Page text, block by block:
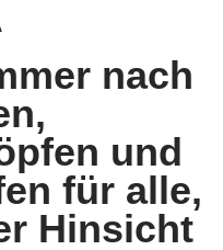
nach
und
für alle,
Hinsicht